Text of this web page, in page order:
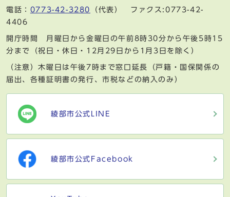
電話： 0773-42-3280
（代表） ファクス:0773-42-
4406
開庁時間 月曜日から金曜日の午前8時30分から午後5時15
分まで（祝日・休日・12月29日から1月3日を除く）
（注意）木曜日は午後7時まで窓口延長（戸籍・国保関係の
届出、各種証明書の発行、市税などの納入のみ）
綾部市公式LINE
綾部市公式Facebook